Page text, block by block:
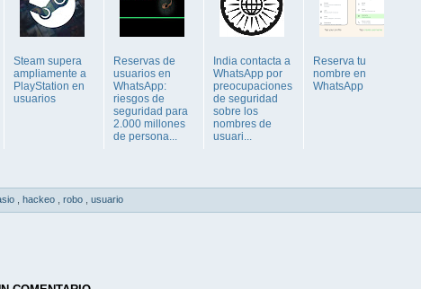
Steam supera
ampliamente a
PlayStation en
usuarios
Reservas de
usuarios en
WhatsApp:
riesgos de
seguridad para
2.000 millones
de persona...
India contacta a
WhatsApp por
preocupaciones
de seguridad
sobre los
nombres de
usuari...
Reserva tu
nombre en
WhatsApp
hackeo robo usuario